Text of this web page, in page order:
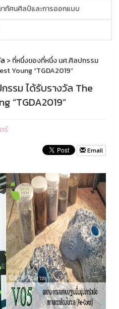
าทัศนศิลป์และการออกแบบ
> ที่หนึ่งของที่หนึ่ง นศ.ศิลปกรรม
Young “TGDA2019”
รรม ได้รับรางวัล The
“TGDA2019”
ร์
Email